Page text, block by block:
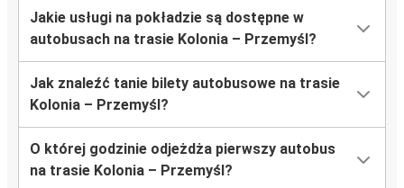
Jakie usługi na pokładzie są dostępne w
autobusach na trasie Kolonia – Przemyśl?
Jak znaleźć tanie bilety autobusowe na trasie
Kolonia – Przemyśl?
O której godzinie odjeżdża pierwszy autobus
na trasie Kolonia – Przemyśl?